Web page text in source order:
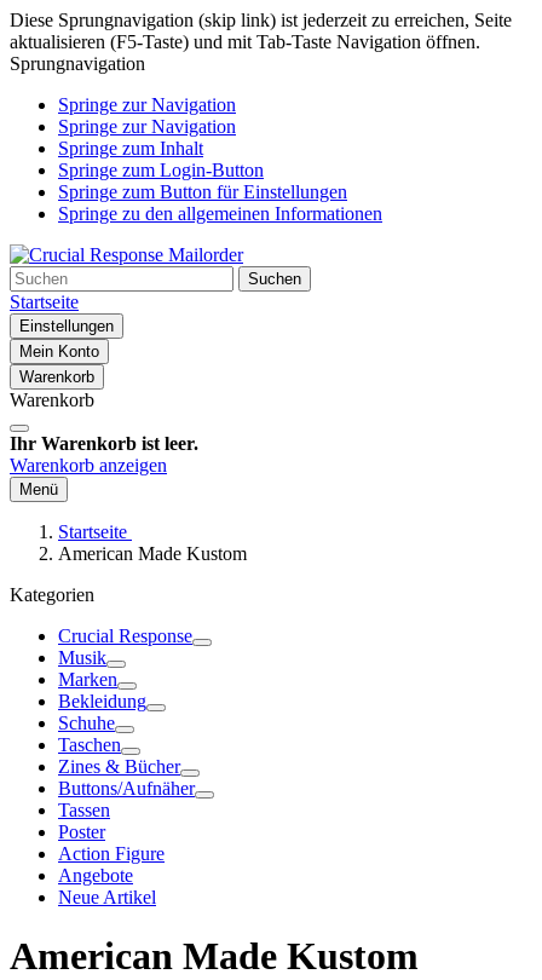
Diese Sprungnavigation (skip link) ist jederzeit zu erreichen, Seite
aktualisieren (F5-Taste) und mit Tab-Taste Navigation öffnen.
Sprungnavigation
Springe zur Navigation
Springe zur Navigation
Springe zum Inhalt
Springe zum Login-Button
Springe zum Button für Einstellungen
Springe zu den allgemeinen Informationen
Suchen
Startseite
Einstellungen
Mein Konto
Warenkorb
Warenkorb
Ihr Warenkorb ist leer.
Warenkorb anzeigen
Menü
Startseite
American Made Kustom
Kategorien
Crucial Response
Musik
Marken
Bekleidung
Schuhe
Taschen
Zines & Bücher
Buttons/Aufnäher
Tassen
Poster
Action Figure
Angebote
Neue Artikel
American Made Kustom